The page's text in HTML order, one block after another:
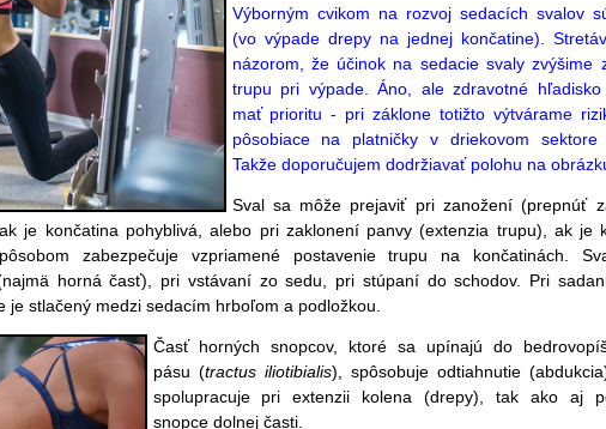
Výborným cvikom na rozvoj sedacích svalov
(vo výpade drepy na jednej končatine).
názorom, že účinok na sedacie svaly zvýšime
trupu pri výpade. Áno, ale zdravotné
mať prioritu - pri záklone totižto výtvárame
pôsobiace na platničky v driekovom sektore
Takže doporučujem dodržiavať polohu na
Sval sa môže prejaviť pri zanožení (prepnúť
je končatina pohyblivá, alebo pri zaklonení panvy (extenzia trupu), ak je
zabezpečuje vzpriamené postavenie trupu na končatinách.
horná časť), pri vstávaní zo sedu, pri stúpaní do schodov. Pri
je stlačený medzi sedacím hrboľom a podložkou.
Časť horných snopcov, ktoré sa upínajú do
pásu (tractus iliotibialis) , spôsobuje odtiahnutie
spolupracuje pri extenzii kolena (drepy),
tak ako aj
snopce dolnej časti.